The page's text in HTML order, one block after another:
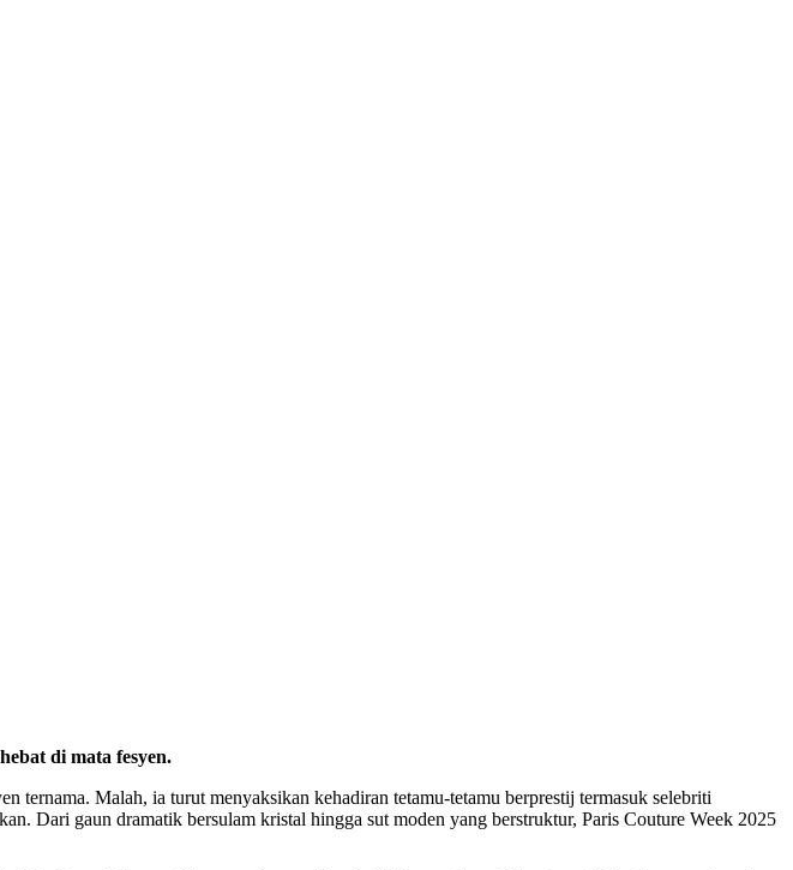
di mata fesyen.
ternama. Malah, ia turut menyaksikan kehadiran tetamu-tetamu berprestij termasuk selebriti
Dari gaun dramatik bersulam kristal hingga sut moden yang berstruktur, Paris Couture Week 2025